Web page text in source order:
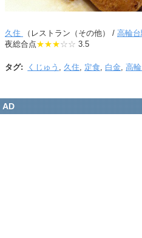
久住 （レストラン（その他） / 高輪
夜総合点★★★☆☆ 3.5
タグ: くじゅう 久住 定食 白金 高
AD